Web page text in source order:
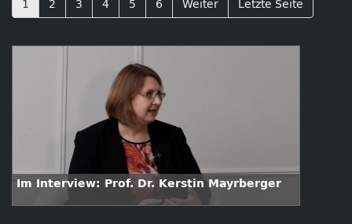
1 2 3 4 5 6 Weiter Letzte Seite
Im Interview: Prof. Dr. Kerstin Mayrberger